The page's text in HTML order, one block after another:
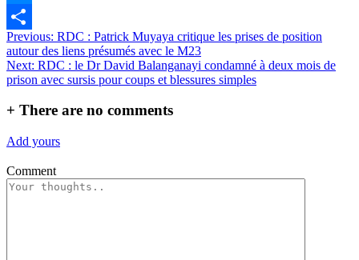
Messenger
Partager
Navigation
de
l’article
Previous: RDC : Patrick Muyaya critique les prises de position
autour des liens présumés avec le M23
Next: RDC : le Dr David Balanganayi condamné à deux mois de
prison avec sursis pour coups et blessures simples
+ There are no comments
Add yours
Comment